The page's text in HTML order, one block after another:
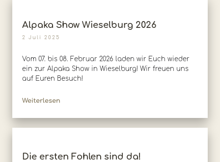
Alpaka Show Wieselburg 2026
2 Juli 2025
Vom 07. bis 08. Februar 2026 laden wir Euch wieder
ein zur Alpaka Show in Wieselburg! Wir freuen uns
auf Euren Besuch!
Weiterlesen
Die ersten Fohlen sind da!